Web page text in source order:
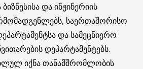
და ინჟინერიის
საერთაშორისო
და სამეცნიერო
დეპარტამენტებს.
იქნა თანამშრომლობის